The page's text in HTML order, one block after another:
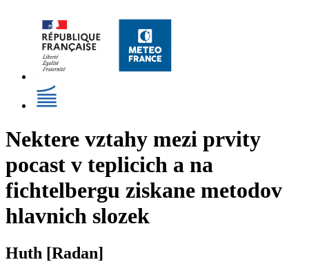
Nektere vztahy mezi prvity
pocast v teplicich a na
fichtelbergu ziskane metodov
hlavnich slozek
Huth [Radan]